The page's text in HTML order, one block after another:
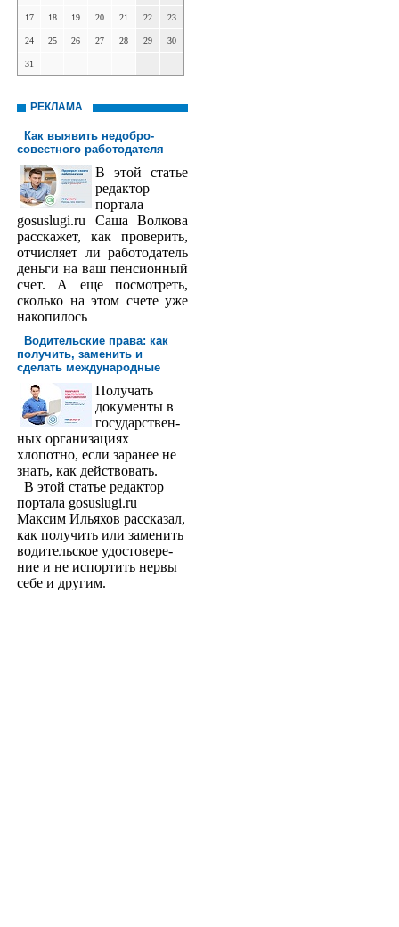
17 18 19 20 21 22 23
24 25 26 27 28 29 30
31
РЕКЛАМА
Как выявить недобро­
совестного работодателя
В этой статье
редактор
порта­ла
gosuslugi.ru Саша Волкова
расскажет, как проверить,
отчисляет ли работодатель
деньги на ваш пенсионный
счет. А еще посмотреть,
сколько на этом счете уже
накопилось
Водительские права: как
получить, заменить и
сделать международ­ные
Получать
доку­менты в
государствен­
ных организациях
хлопотно, если заранее не
знать, как действовать.
В этой статье редактор
портала gosuslugi.ru
Максим Ильяхов рассказал,
как получить или заменить
водительское удостовере­
ние и не испортить нервы
себе и другим.